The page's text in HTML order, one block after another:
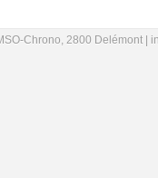
Chrono, 2800 Delémont |